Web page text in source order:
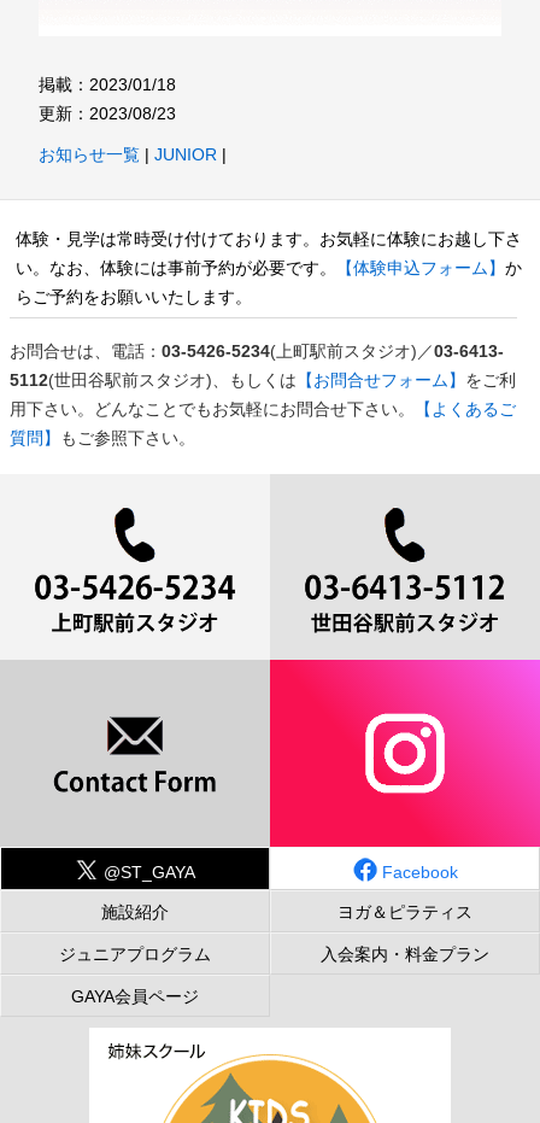
掲載：2023/01/18
更新：2023/08/23
お知らせ一覧 |JUNIOR |
体験・見学は常時受け付けております。お気軽に体験にお越し下さ
い。なお、体験には事前予約が必要です。
【体験申込フォーム】か
らご予約をお願いいたします。
お問合せは、電話： 03-5426-5234(上町駅前スタジオ)／03-6413-
5112(世田谷駅前スタジオ)、もしくは 【お問合せフォーム】 をご利
用下さい。どんなことでもお気軽にお問合せ下さい。
【よくあるご
質問】
もご参照下さい。
@ST_GAYA Facebook
施設紹介 ヨガ＆ピラティス
ジュニアプログラム 入会案内・料金プラン
GAYA会員ページ